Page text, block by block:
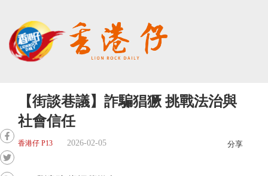
【街談巷議】詐騙猖獗 挑戰法治與
社會信任
香港仔 P13 2026-02-05 分享